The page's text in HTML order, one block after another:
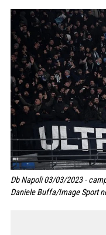
Db Napoli 03/03/2023 -
Daniele Buffa/Image Sport